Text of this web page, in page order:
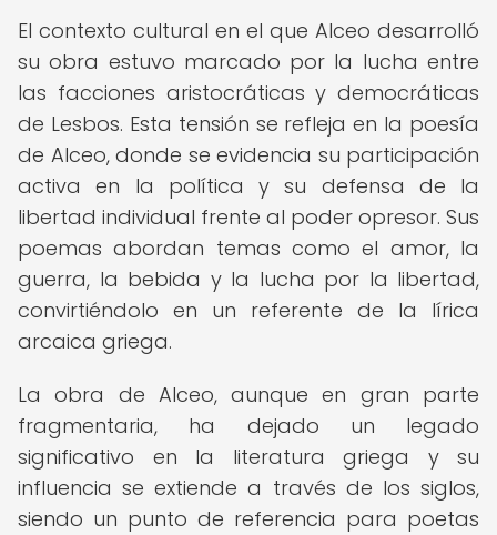
El contexto cultural en el que Alceo desarrolló
su obra estuvo marcado por la lucha entre
las facciones aristocráticas y democráticas
de Lesbos. Esta tensión se refleja en la poesía
de Alceo, donde se evidencia su participación
activa en la política y su defensa de la
libertad individual frente al poder opresor. Sus
poemas abordan temas como el amor, la
guerra, la bebida y la lucha por la libertad,
convirtiéndolo en un referente de la lírica
arcaica griega.
La obra de Alceo, aunque en gran parte
fragmentaria, ha dejado un legado
significativo en la literatura griega y su
influencia se extiende a través de los siglos,
siendo un punto de referencia para poetas